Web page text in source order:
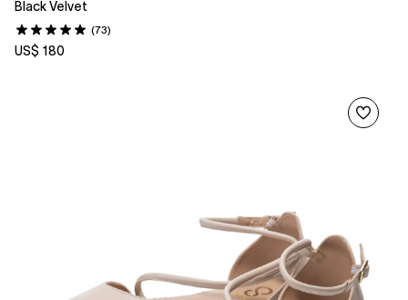
Black Velvet
(73)
US$ 180